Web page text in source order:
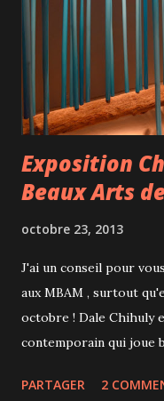
le niveau sonore
file pour pouvoir
un très bon endroit
Exposition
Beaux Arts
octobre 23, 2013
J'ai un conseil pour
aux MBAM , surtout
octobre ! Dale Chihuly
contemporain qui joue
persan Chandeliers
PARTAGER 2